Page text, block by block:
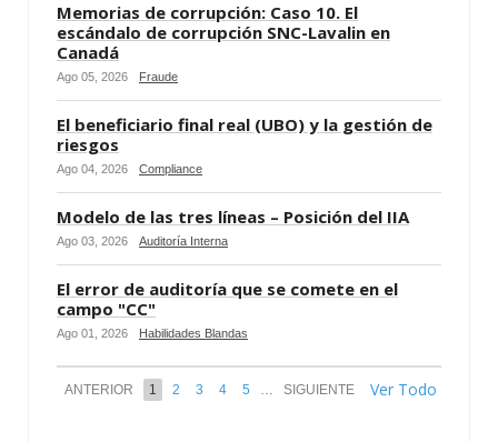
Memorias de corrupción: Caso 10. El
escándalo de corrupción SNC-Lavalin en
Canadá
Ago 05, 2026 Fraude
El beneficiario final real (UBO) y la gestión de
riesgos
Ago 04, 2026 Compliance
Modelo de las tres líneas – Posición del IIA
Ago 03, 2026 Auditoría Interna
El error de auditoría que se comete en el
campo "CC"
Ago 01, 2026 Habilidades Blandas
ANTERIOR 1 2 3 4 5 … SIGUIENTE Ver Todo